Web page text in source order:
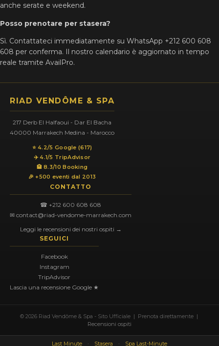
anche serate e weekend.
Posso prenotare per stasera?
Sì. Contattateci immediatamente su WhatsApp +212 600 608
608 per conferma. Il nostro calendario è aggiornato in tempo
reale tramite AvailPro.
RIAD VENDÔME & SPA
217 Derb El Halfaoui - Dar El Bacha
40000 Marrakech Medina - Marocco
⭐ 4.2/5 Google (617)
✈️ 4.1/5 TripAdvisor
🏨 8.3/10 Booking
🎉 +500 eventi dal 2013
CONTATTO
☎ +212 600 608 608
✉ contact@riad-vendome-marrakech.com
Leggi le recensioni dei nostri ospiti →
SEGUICI
Facebook
Instagram
TripAdvisor
Lascia una recensione Google ★
© 2026 Riad Vendôme & Spa - Sito Ufficiale | Prenota direttamente |
Recensioni ospiti
Last Minute · Stasera · Spa Last-Minute